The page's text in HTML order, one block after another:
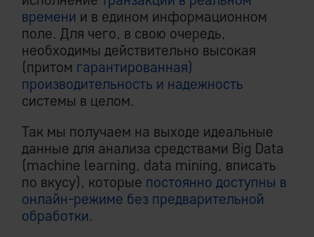
времени и в едином информационном
поле. Для чего, в свою очередь,
необходимы действительно высокая
(притом гарантированная)
производительность и надежность
системы в целом.
Так мы получаем на выходе идеальные
данные для анализа средствами Big Data
(machine learning, data mining, вписать
по вкусу), которые постоянно доступны в
онлайн-режиме без предварительной
обработки.